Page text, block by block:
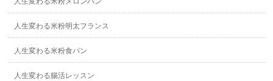
人生変わる米粉明太フランス
人生変わる米粉食パン
人生変わる腸活レッスン